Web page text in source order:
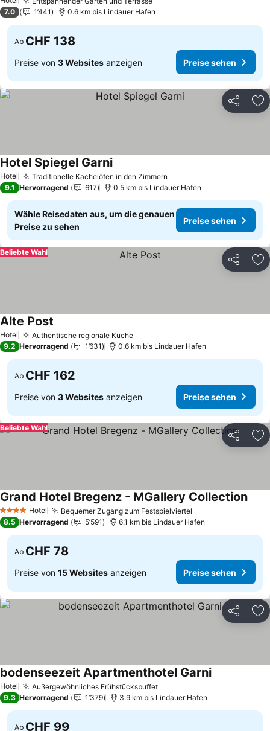
Preise sehen
7.0 1’441 0.6 km bis Lindauer Hafen
Ab CHF 138
Preise von 3 Websites anzeigen Preise sehen
Teilen
Hotel Traditionelle Kachelöfen in den Zimmern
Hotel Spiegel GarniPreise sehen
9.1 Hervorragend 617 0.5 km bis Lindauer Hafen
Wähle Reisedaten aus, um die genauen
Preise zu sehen
Preise sehen
Teilen
Beliebte Wahl
Hotel Authentische regionale KüchePreise sehen
Alte Post
9.2 Hervorragend 1’631 0.6 km bis Lindauer Hafen
Ab CHF 162
Preise von 3 Websites anzeigen Preise sehen
Teilen
Beliebte Wahl
4 Sterne Hotel Bequemer Zugang zum Festspielviertel
Grand Hotel Bregenz - MGallery Collection
8.5 Hervorragend 5’591 6.1 km bis Lindauer Hafen
Ab CHF 78
Preise von 15 Websites anzeigen Preise sehen
Teilen
Hotel Außergewöhnliches FrühstücksbuffetPreise sehen
bodenseezeit Apartmenthotel GarniPreise sehen
9.3 Hervorragend 1’379 3.9 km bis Lindauer Hafen
Ab CHF 99